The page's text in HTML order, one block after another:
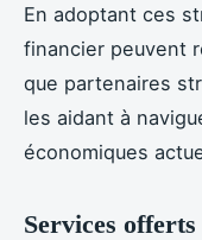
En adoptant ces
financier peuvent
que partenaires
les aidant à
économiques
Services